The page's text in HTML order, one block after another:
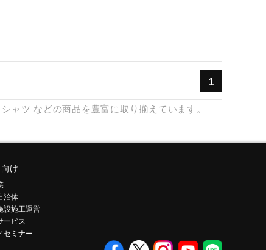
1
ャツ などの商品を豊富に取り揃えています。
け
治体
設施工運営
ービス
セミナー